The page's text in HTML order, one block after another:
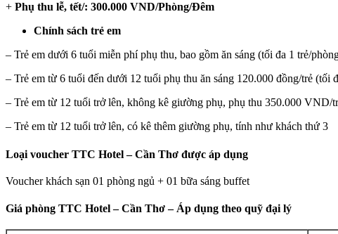
+ Phụ thu lễ, tết/: 300.000 VND/Phòng/Đêm
Chính sách trẻ em
– Trẻ em dưới 6 tuổi miễn phí phụ thu, bao gồm ăn sáng (tối đa 1 trẻ/
– Trẻ em từ 6 tuổi đến dưới 12 tuổi phụ thu ăn sáng 120.000 đồng/trẻ
– Trẻ em từ 12 tuổi trở lên, không kê giường phụ, phụ thu 350.000
– Trẻ em từ 12 tuổi trở lên, có kê thêm giường phụ, tính như khách thứ 3
Loại voucher TTC Hotel – Cần Thơ được áp dụng
Voucher khách sạn 01 phòng ngủ + 01 bữa sáng buffet
Giá phòng TTC Hotel – Cần Thơ– Áp dụng theo quỹ đại lý